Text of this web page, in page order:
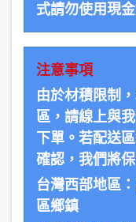
式請勿使用現
注意事項
由於材積限制
區，請線上與
下單。若配送
確認，我們將
台灣西部地區
區鄉鎮